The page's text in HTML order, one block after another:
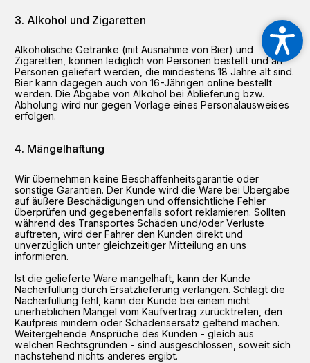
Alkohol und Zigaretten
Alkoholische Getränke (mit Ausnahme von Bier) und
Zigaretten, können lediglich von Personen bestellt und an
Personen geliefert werden, die mindestens 18 Jahre alt sind.
Bier kann dagegen auch von 16-Jährigen online bestellt
werden. Die Abgabe von Alkohol bei Ablieferung bzw.
Abholung wird nur gegen Vorlage eines Personalausweises
erfolgen.
Mängelhaftung
Wir übernehmen keine Beschaffenheitsgarantie oder
sonstige Garantien. Der Kunde wird die Ware bei Übergabe
auf äußere Beschädigungen und offensichtliche Fehler
überprüfen und gegebenenfalls sofort reklamieren. Sollten
während des Transportes Schäden und/oder Verluste
auftreten, wird der Fahrer den Kunden direkt und
unverzüglich unter gleichzeitiger Mitteilung an uns
informieren.
Ist die gelieferte Ware mangelhaft, kann der Kunde
Nacherfüllung durch Ersatzlieferung verlangen. Schlägt die
Nacherfüllung fehl, kann der Kunde bei einem nicht
unerheblichen Mangel vom Kaufvertrag zurücktreten, den
Kaufpreis mindern oder Schadensersatz geltend machen.
Weitergehende Ansprüche des Kunden - gleich aus
welchen Rechtsgründen - sind ausgeschlossen, soweit sich
nachstehend nichts anderes ergibt.